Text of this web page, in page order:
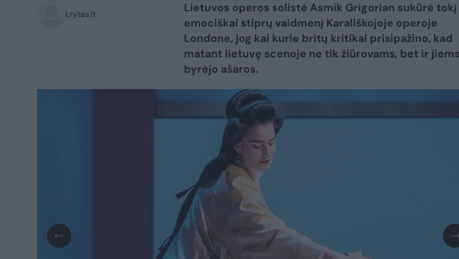
Lrytas.lt
Lietuvos operos solistė Asmik Grigorian sukūrė tokį
emociškai stiprų vaidmenį Karališkojoje operoje
Londone, jog kai kurie britų kritikai prisipažino, kad
matant lietuvę scenoje ne tik žiūrovams, bet ir jiems
byrėjo ašaros.